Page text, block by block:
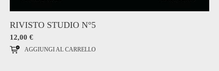
RIVISTO STUDIO N°5
12,00 €
AGGIUNGI AL CARRELLO